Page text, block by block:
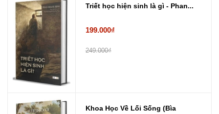
Triết học hiện sinh là gì - Phan...
199.000₫
249.000₫
Khoa Học Về Lối Sống (Bìa